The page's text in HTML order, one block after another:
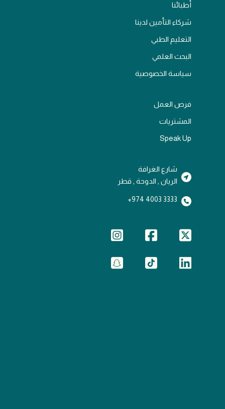
أطبائنا
شركاء التأمين لدينا
التعليم الطبي
البحث العلمي
سياسة الخصوصية
فرص العمل
المشتريات
Speak Up
شارع الغرافة
الريان , الدوحة , قطر
3333 4003 974+